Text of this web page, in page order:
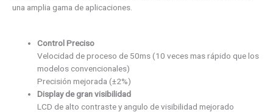
una amplia gama de aplicaciones.
Control Preciso
Velocidad de proceso de 50ms (10 veces mas rápido que los
modelos convencionales)
Precisión mejorada (±2%)
Display de gran visibilidad
LCD de alto contraste y angulo de visibilidad mejorado